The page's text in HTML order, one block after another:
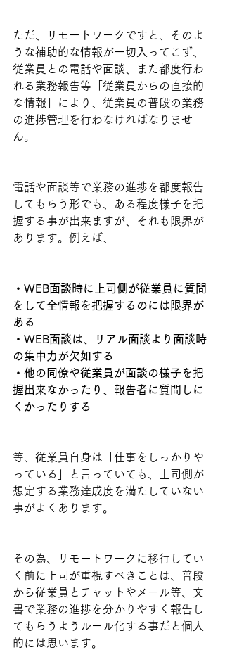
ただ、リモートワークですと、そのよ
うな補助的な情報が一切入ってこず、
従業員との電話や面談、また都度行わ
れる業務報告等「従業員からの直接的
な情報」により、従業員の普段の業務
の進捗管理を行わなければなりませ
ん。
電話や面談等で業務の進捗を都度報告
してもらう形でも、ある程度様子を把
握する事が出来ますが、それも限界が
あります。例えば、
・WEB面談時に上司側が従業員に質問
をして全情報を把握するのには限界が
ある
・WEB面談は、リアル面談より面談時
の集中力が欠如する
・他の同僚や従業員が面談の様子を把
握出来なかったり、報告者に質問しに
くかったりする
等、従業員自身は「仕事をしっかりや
っている」と言っていても、上司側が
想定する業務達成度を満たしていない
事がよくあります。
その為、リモートワークに移行してい
く前に上司が重視すべきことは、普段
から従業員とチャットやメール等、文
書で業務の進捗を分かりやすく報告し
てもらうようルール化する事だと個人
的には思います。